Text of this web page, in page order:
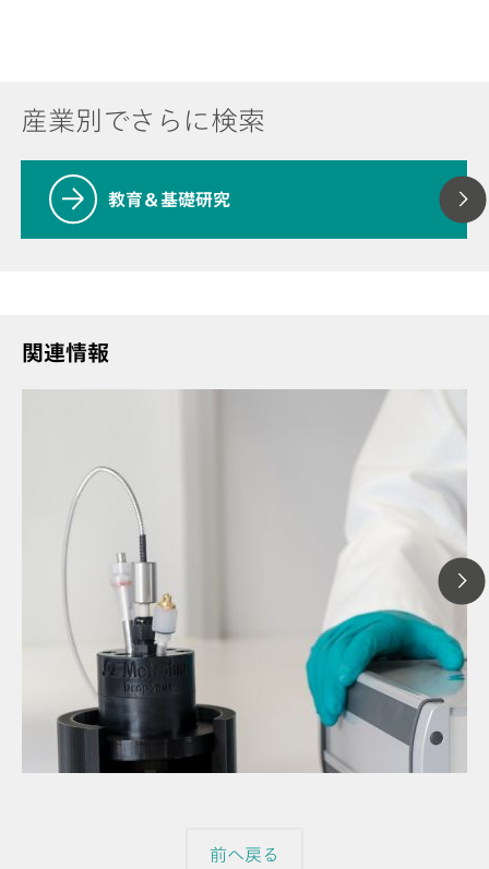
産業別でさらに検索
教育＆基礎研究
関連情報
2025年7月
【コラム】
た簡略化さ
プ方法
// 分光電気化学
// 一般知識
前へ戻る